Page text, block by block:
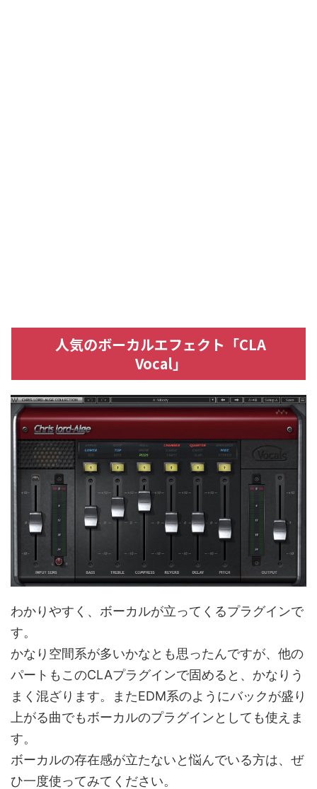
人気のボーカルエフェクト「CLA
Vocal」
わかりやすく、ボーカルが立ってくるプラグインで
す。
かなり空間系が多いかなとも思ったんですが、他の
パートもこのCLAプラグインで固めると、かなりう
まく混ざります。またEDM系のようにバックが盛り
上がる曲でもボーカルのプラグインとしても使えま
す。
ボーカルの存在感が立たないと悩んでいる方は、ぜ
ひ一度使ってみてください。